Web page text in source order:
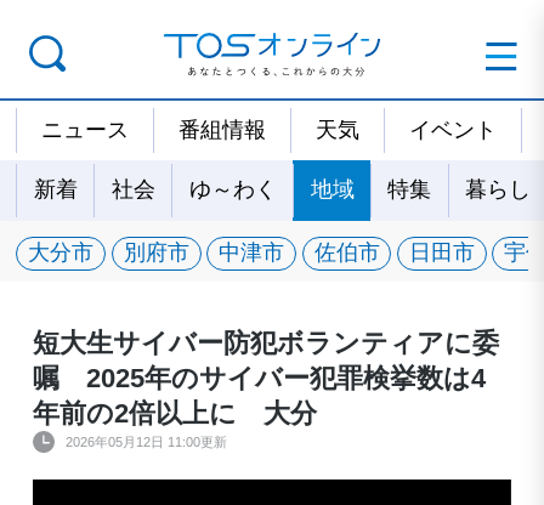
ニュース 番組情報 天気 イベント
新着 社会 ゆ～わく 地域 特集 暮らし
大分市 別府市 中津市 佐伯市 日田市 宇
短大生サイバー防犯ボランティアに委
嘱 2025年のサイバー犯罪検挙数は4
年前の2倍以上に 大分
2026年05月12日 11:00更新